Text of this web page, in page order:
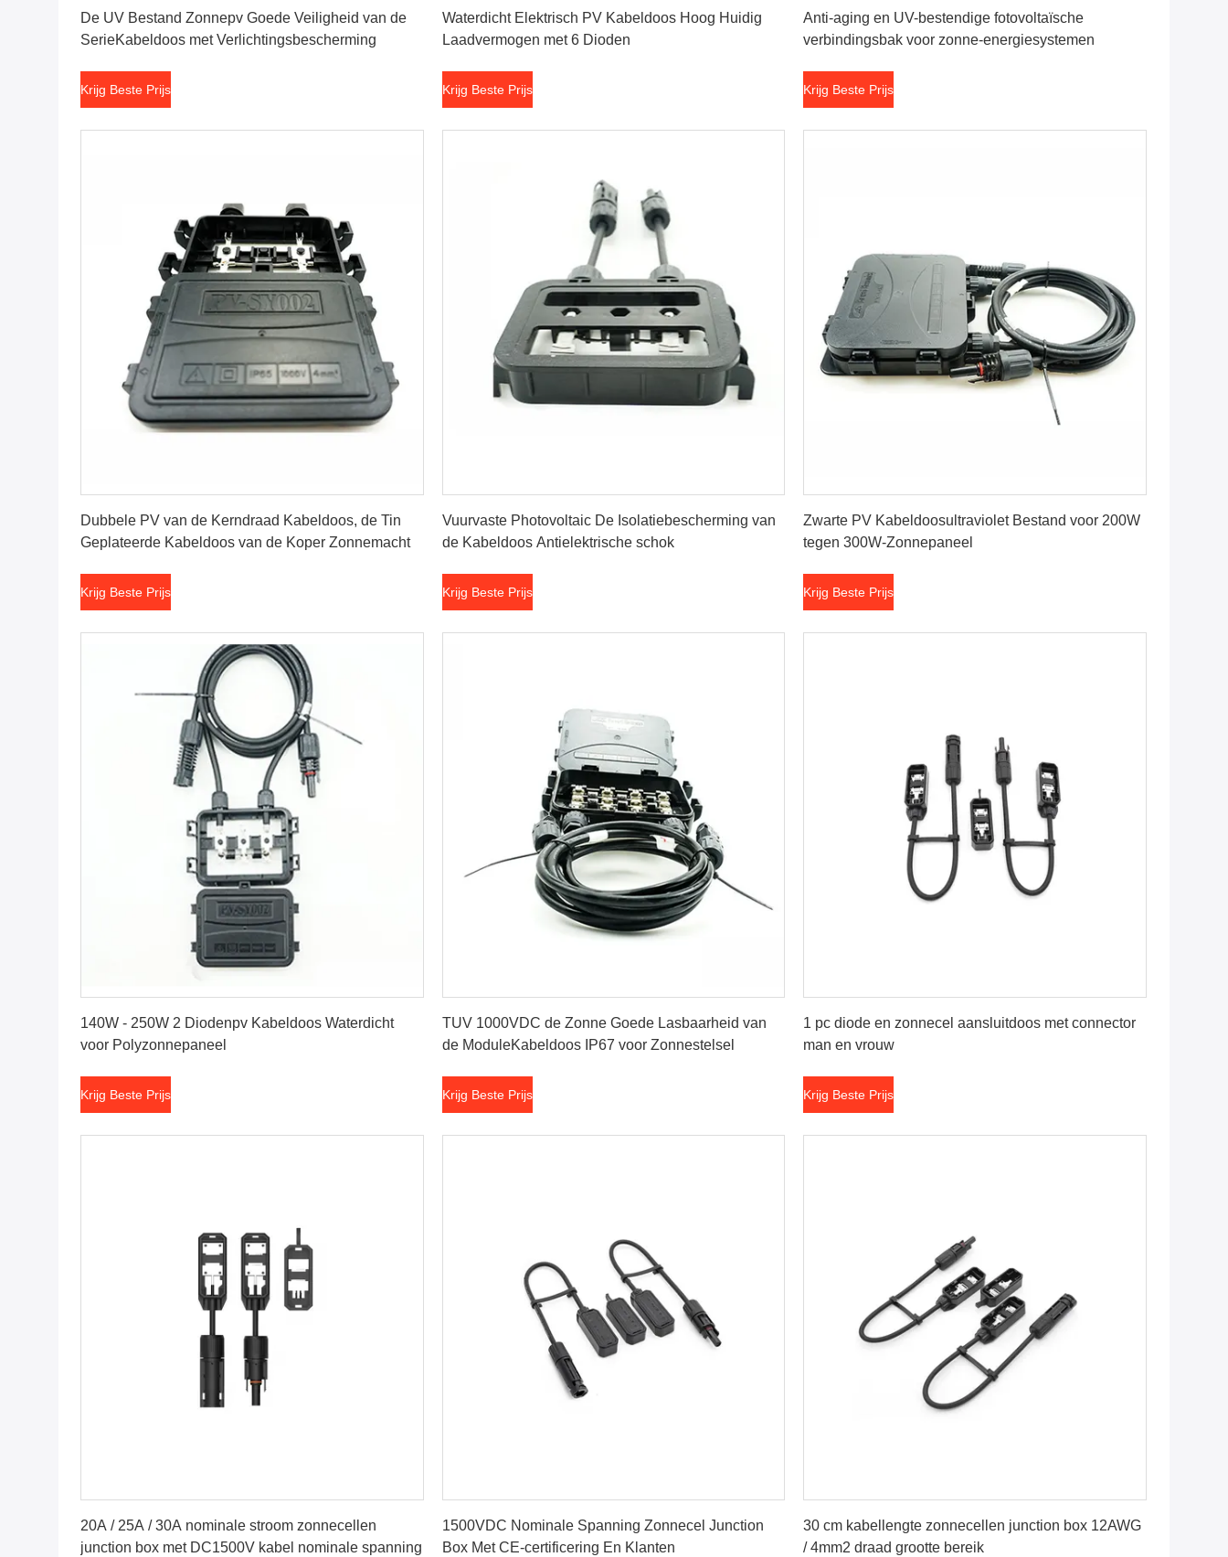
De UV Bestand Zonnepv Goede Veiligheid van de
SerieKabeldoos met Verlichtingsbescherming
Krijg Beste Prijs
Waterdicht Elektrisch PV Kabeldoos Hoog Huidig
Laadvermogen met 6 Dioden
Krijg Beste Prijs
Anti-aging en UV-bestendige fotovoltaïsche
verbindingsbak voor zonne-energiesystemen
Krijg Beste Prijs
Dubbele PV van de Kerndraad Kabeldoos, de Tin
Geplateerde Kabeldoos van de Koper Zonnemacht
Krijg Beste Prijs
Vuurvaste Photovoltaic De Isolatiebescherming van
de Kabeldoos Antielektrische schok
Krijg Beste Prijs
Zwarte PV Kabeldoosultraviolet Bestand voor 200W
tegen 300W-Zonnepaneel
Krijg Beste Prijs
140W - 250W 2 Diodenpv Kabeldoos Waterdicht
voor Polyzonnepaneel
Krijg Beste Prijs
TUV 1000VDC de Zonne Goede Lasbaarheid van
de ModuleKabeldoos IP67 voor Zonnestelsel
Krijg Beste Prijs
1 pc diode en zonnecel aansluitdoos met connector
man en vrouw
Krijg Beste Prijs
20A / 25A / 30A nominale stroom zonnecellen
junction box met DC1500V kabel nominale spanning
1500VDC Nominale Spanning Zonnecel Junction
Box Met CE-certificering En Klanten
30 cm kabellengte zonnecellen junction box 12AWG
/ 4mm2 draad grootte bereik